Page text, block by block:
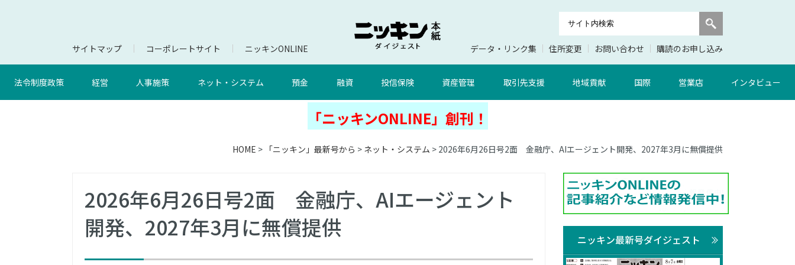
サイトマップ コーポレートサイト ニッキンONLINE データ・リンク集 住所変更 お問い合わせ 購読のお申し込み
法令制度政策 経営 人事施策 ネット・システム 預金 融資 投信保険 資産管理 取引先支援 地域貢献 国際 営業店 インタビュー
「ニッキンONLINE」創刊！
HOME > 「ニッキン」最新号から > ネット・システム > 2026年6月26日号2面 金融庁、AIエージェント開発、2027年3月に無償提供
2026年6月26日号2面 金融庁、AIエージェント
開発、2027年3月に無償提供
ニッキン最新号ダイジェスト